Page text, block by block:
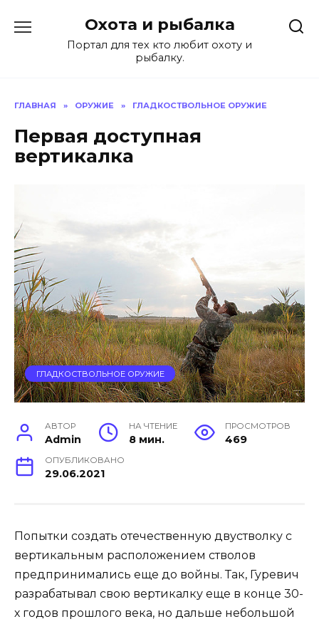
содержанию
Охота и рыбалка
Портал для тех кто любит охоту и
рыбалку.
ГЛАВНАЯ » ОРУЖИЕ » ГЛАДКОСТВОЛЬНОЕ ОРУЖИЕ
Первая доступная
вертикалка
ГЛАДКОСТВОЛЬНОЕ ОРУЖИЕ
АВТОР
Admin
НА ЧТЕНИЕ
8 мин.
ПРОСМОТРОВ
469
ОПУБЛИКОВАНО
29.06.2021
Попытки создать отечественную двустволку с
вертикальным расположением стволов
предпринимались еще до войны. Так, Гуревич
разрабатывал свою вертикалку еще в конце 30-
х годов прошлого века, но дальше небольшой